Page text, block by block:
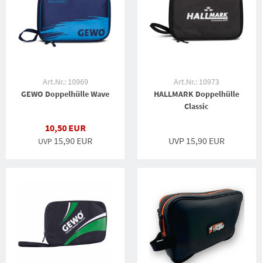
Art.Nr.: 10969
GEWO Doppelhülle Wave
10,50 EUR
UVP 15,90 EUR
Art.Nr.: 10973
HALLMARK Doppelhülle
Classic
UVP 15,90 EUR